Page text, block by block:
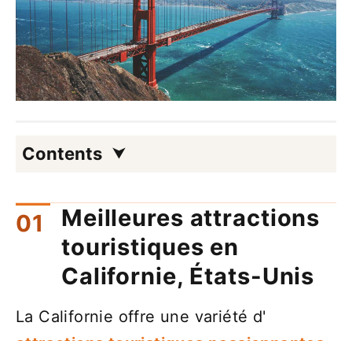
Contents
Meilleures attractions
touristiques en
Californie, États-Unis
La Californie offre une variété d'